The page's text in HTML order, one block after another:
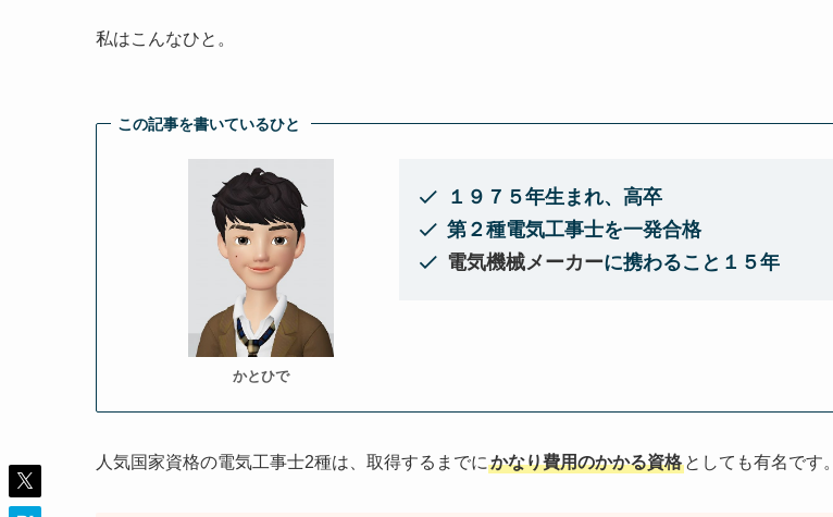
私はこんなひと。
この記事を書いているひと
かとひで
１９７５年生まれ、高卒
第２種電気工事士を一発合格
電気機械メーカーに携わること１５年
人気国家資格の電気工事士2種は、取得するまでに かなり費用のかかる資格 としても有名です。